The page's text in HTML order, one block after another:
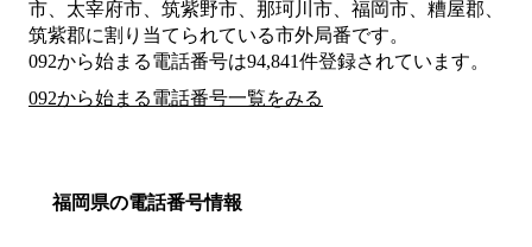
市、太宰府市、筑紫野市、那珂川市、福岡市、糟屋郡、
筑紫郡に割り当てられている市外局番です。
092から始まる電話番号は94,841件登録されています。
092から始まる電話番号一覧をみる
福岡県の電話番号情報